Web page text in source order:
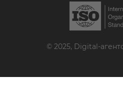
© 2025, Digital-